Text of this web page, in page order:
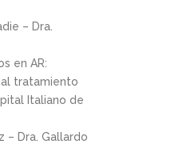
– Dra.
en AR:
tratamiento
Italiano de
– Dra. Gallardo